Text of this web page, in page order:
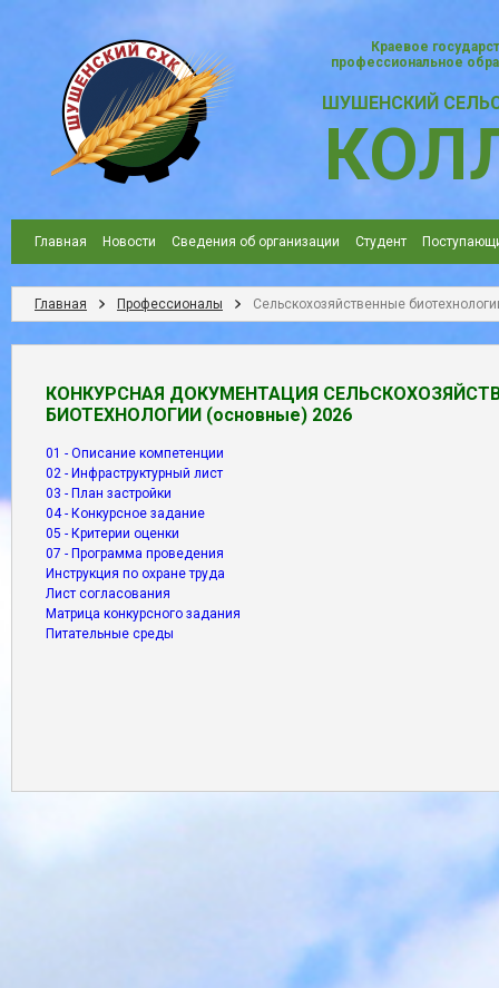
Краевое
профессиональное
ШУШЕНСКИЙ
Главная Новости Сведения об организации Студент
Главная Профессионалы Сельскохозяйственные
КОНКУРСНАЯ ДОКУМЕНТАЦИЯ
БИОТЕХНОЛОГИИ (основные) 2026
01 - Описание компетенции
02 - Инфраструктурный лист
03 - План застройки
04 - Конкурсное задание
05 - Критерии оценки
07 - Программа проведения
Инструкция по охране труда
Лист согласования
Матрица конкурсного задания
Питательные среды